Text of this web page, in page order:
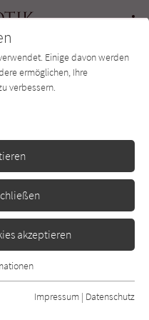
Newsletter
0
Einige davon werden
ermöglichen, Ihre
verbessern.
akzeptieren
Funktionen der
dass die Webseite
Impressum | Datenschutz